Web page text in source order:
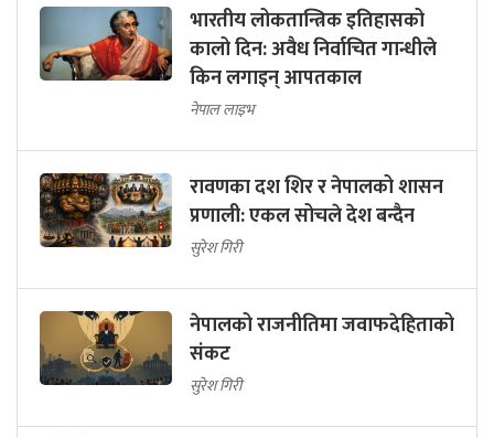
भारतीय लोकतान्त्रिक इतिहासको
कालो दिन: अवैध निर्वाचित गान्धीले
किन लगाइन् आपतकाल
नेपाल लाइभ
रावणका दश शिर र नेपालको शासन
प्रणाली: एकल सोचले देश बन्दैन
सुरेश गिरी
नेपालको राजनीतिमा जवाफदेहिताको
संकट
सुरेश गिरी